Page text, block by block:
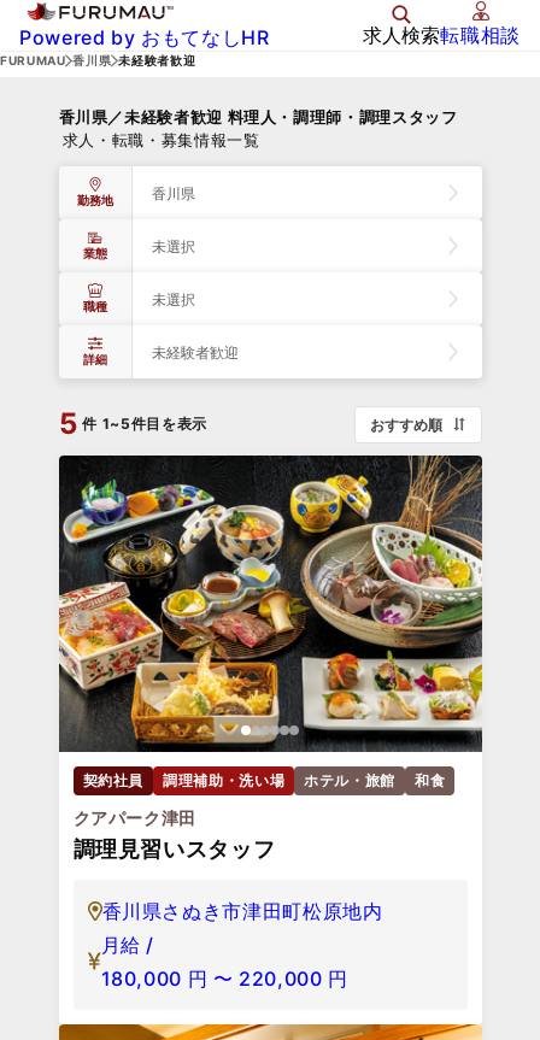
Powered by おもてなしHR 求人検索転職相談
FURUMAU 香川県 未経験者歓迎
香川県／未経験者歓迎 料理人・調理師・調理スタッフ
求人・転職・募集情報一覧
勤務地 香川県
業態 未選択
職種 未選択
詳細 未経験者歓迎
5 件 1~5件目を表示 おすすめ順
契約社員 調理補助・洗い場 ホテル・旅館 和食
クアパーク津田
調理見習いスタッフ
香川県さぬき市津田町松原地内
月給 /
180,000 円 〜 220,000 円